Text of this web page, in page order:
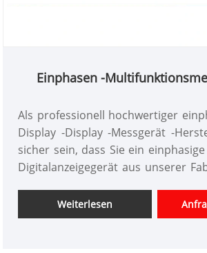
Einphasen -
Als professionell hochwertiger
Display -Display -Messgerät -
sicher sein, dass Sie ein
Digitalanzeigegerät aus unserer
die zeitnahe Lieferung an.
Weiterlesen